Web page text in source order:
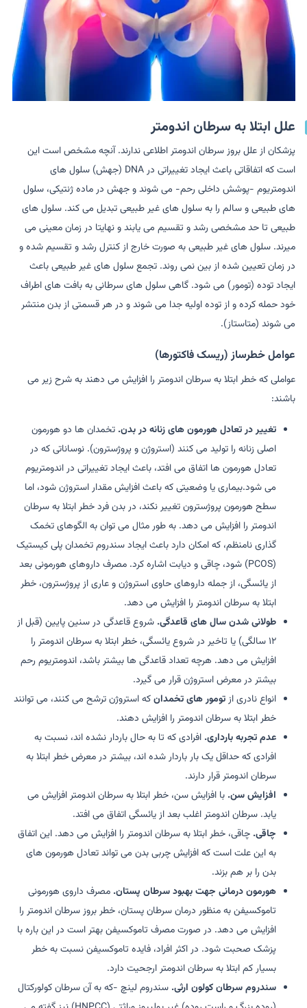
علل ابتلا به سرطان اندومتر
پزشکان از علل بروز سرطان اندومتر اطلاعی ندارند. آنچه مشخص است این
است که اتفاقاتی باعث ایجاد تغییراتی در DNA (جهش) سلول های
اندومتریوم -پوشش داخلی رحم- می شوند و جهش در ماده ژنتیکی، سلول
های طبیعی و سالم را به سلول های غیر طبیعی تبدیل می کند. سلول های
طبیعی تا حد مشخصی رشد و تقسیم می یابند و نهایتا در زمان معینی می
میرند. سلول های غیر طبیعی به صورت خارج از کنترل رشد و تقسیم شده و
در زمان تعیین شده از بین نمی روند. تجمع سلول های غیر طبیعی باعث
ایجاد توده (تومور) می شود. گاهی سلول های سرطانی به بافت های اطراف
خود حمله کرده و از توده اولیه جدا می شوند و در هر قسمتی از بدن منتشر
می شوند (متاستاز).
عوامل خطرساز (ریسک فاکتورها)
عواملی که خطر ابتلا به سرطان اندومتر را افزایش می دهند به شرح زیر می
باشند:
تغییر در تعادل هورمون های زنانه در بدن. تخمدان ها دو هورمون
اصلی زنانه را تولید می کنند (استروژن و پروژسترون). نوساناتی که در
تعادل هورمون ها اتفاق می افتد، باعث ایجاد تغییراتی در اندومتریوم
می شود.بیماری یا وضعیتی که باعث افزایش مقدار استروژن شود، اما
سطح هورمون پروژسترون تغییر نکند، در بدن فرد خطر ابتلا به سرطان
اندومتر را افزایش می دهد. به طور مثال می توان به الگوهای تخمک
گذاری نامنظم، که امکان دارد باعث ایجاد سندروم تخمدان پلی کیستیک
(PCOS) شود، چاقی و دیابت اشاره کرد. مصرف داروهای هورمونی بعد
از یائسگی، از جمله داروهای حاوی استروژن و عاری از پروژسترون، خطر
ابتلا به سرطان اندومتر را افزایش می دهد.
طولانی شدن سال های قاعدگی. شروع قاعدگی در سنین پایین (قبل از
١٢ سالگی) یا تاخیر در شروع یائسگی، خطر ابتلا به سرطان اندومتر را
افزایش می دهد. هرچه تعداد قاعدگی ها بیشتر باشد، اندومتریوم رحم
بیشتر در معرض استروژن قرار می گیرد.
انواع نادری ازتومور های تخمدانکه استروژن ترشح می کنند، می توانند
خطر ابتلا به سرطان اندومتر را افزایش دهند.
عدم تجربه بارداری. افرادی که تا به حال باردار نشده اند، نسبت به
افرادی که حداقل یک بار باردار شده اند، بیشتر در معرض خطر ابتلا به
سرطان اندومتر قرار دارند.
افزایش سن. با افزایش سن، خطر ابتلا به سرطان اندومتر افزایش می
یابد. سرطان اندومتر اغلب بعد از یائسگی اتفاق می افتد.
چاقی. چاقی، خطر ابتلا به سرطان اندومتر را افزایش می دهد. این اتفاق
به این علت است که افزایش چربی بدن می تواند تعادل هورمون های
بدن را بر هم بزند.
هورمون درمانی جهت بهبود سرطان پستان. مصرف داروی هورمونی
تاموکسیفن به منظور درمان سرطان پستان، خطر بروز سرطان اندومتر را
افزایش می دهد. در صورت مصرف تاموکسیفن بهتر است در این باره با
پزشک صحبت شود. در اکثر افراد، فایده تاموکسیفن نسبت به خطر
بسیار کم ابتلا به سرطان اندومتر ارجحیت دارد.
سندروم سرطان کولون ارثی. سندروم لینچ -که به آن سرطان کولورکتال